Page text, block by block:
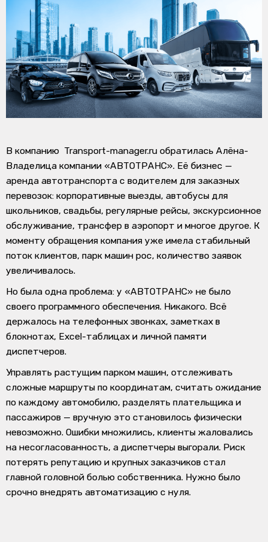
В компанию Transport-manager.ru обратилась Алёна-
Владелица компании «АВТОТРАНС». Её бизнес —
аренда автотранспорта с водителем для заказных
перевозок: корпоративные выезды, автобусы для
школьников, свадьбы, регулярные рейсы, экскурсионное
обслуживание, трансфер в аэропорт и многое другое. К
моменту обращения компания уже имела стабильный
поток клиентов, парк машин рос, количество заявок
увеличивалось.
Но была одна проблема: у «АВТОТРАНС» не было
своего программного обеспечения. Никакого. Всё
держалось на телефонных звонках, заметках в
блокнотах, Excel-таблицах и личной памяти
диспетчеров.
Управлять растущим парком машин, отслеживать
сложные маршруты по координатам, считать ожидание
по каждому автомобилю, разделять плательщика и
пассажиров — вручную это становилось физически
невозможно. Ошибки множились, клиенты жаловались
на несогласованность, а диспетчеры выгорали. Риск
потерять репутацию и крупных заказчиков стал
главной головной болью собственника. Нужно было
срочно внедрять автоматизацию с нуля.